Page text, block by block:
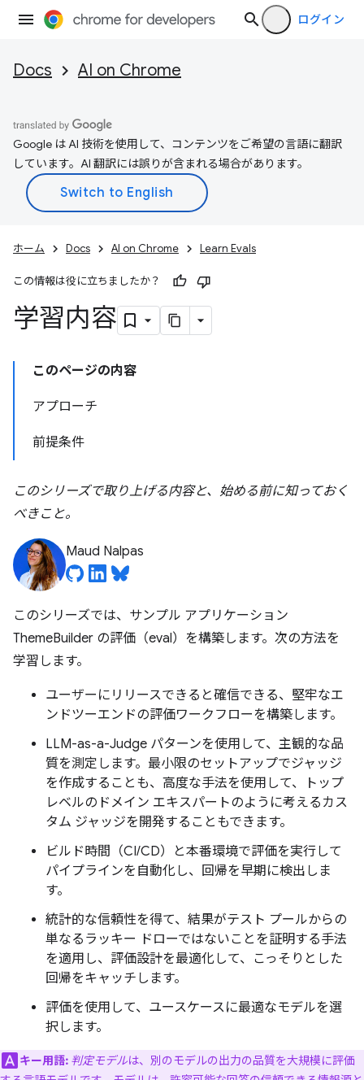
ログイン
Docs AI on Chrome
Google は AI 技術を使用して、コンテンツをご希望の言語に翻訳
しています。AI 翻訳には誤りが含まれる場合があります。
ホーム Docs AI on Chrome Learn Evals
この情報は役に立ちましたか？
学習内容
このページの内容
アプローチ
前提条件
このシリーズで取り上げる内容と、始める前に知っておく
べきこと。
Maud Nalpas
このシリーズでは、サンプル アプリケーション
ThemeBuilder の評価（eval）を構築します。次の方法を
学習します。
ユーザーにリリースできると確信できる、堅牢なエ
ンドツーエンドの評価ワークフローを構築します。
LLM-as-a-Judge パターンを使用して、主観的な品
質を測定します。最小限のセットアップでジャッジ
を作成することも、高度な手法を使用して、トップ
レベルのドメイン エキスパートのように考えるカス
タム ジャッジを開発することもできます。
ビルド時間（CI/CD）と本番環境で評価を実行して
パイプラインを自動化し、回帰を早期に検出しま
す。
統計的な信頼性を得て、結果がテスト プールからの
単なるラッキー ドローではないことを証明する手法
を適用し、評価設計を最適化して、こっそりとした
回帰をキャッチします。
評価を使用して、ユースケースに最適なモデルを選
択します。
キー用語: 判定モデルは、別のモデルの出力の品質を大規模に評価